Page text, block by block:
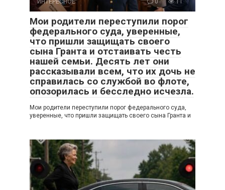
ИНТЕРЕСНОЕ 0 11
Мои родители переступили порог
федерального суда, уверенные,
что пришли защищать своего
сына Гранта и отстаивать честь
нашей семьи. Десять лет они
рассказывали всем, что их дочь не
справилась со службой во флоте,
опозорилась и бесследно исчезла.
Мои родители переступили порог федерального суда,
уверенные, что пришли защищать своего сына Гранта и